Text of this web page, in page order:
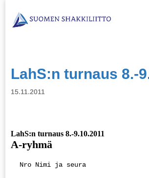
LahS:n turnaus 8.-
15.11.2011
LahS:n turnaus 8.-9.10.2011
A-ryhmä
Nro Nimi ja seura